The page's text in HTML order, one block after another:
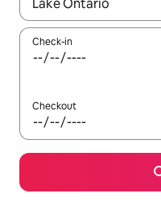
Check-in
Checkout